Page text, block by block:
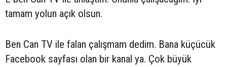
tamam yolun açık olsun.
Ben Can TV ile falan çalışmam dedim. Bana küçücük
Facebook sayfası olan bir kanal ya. Çok büyük